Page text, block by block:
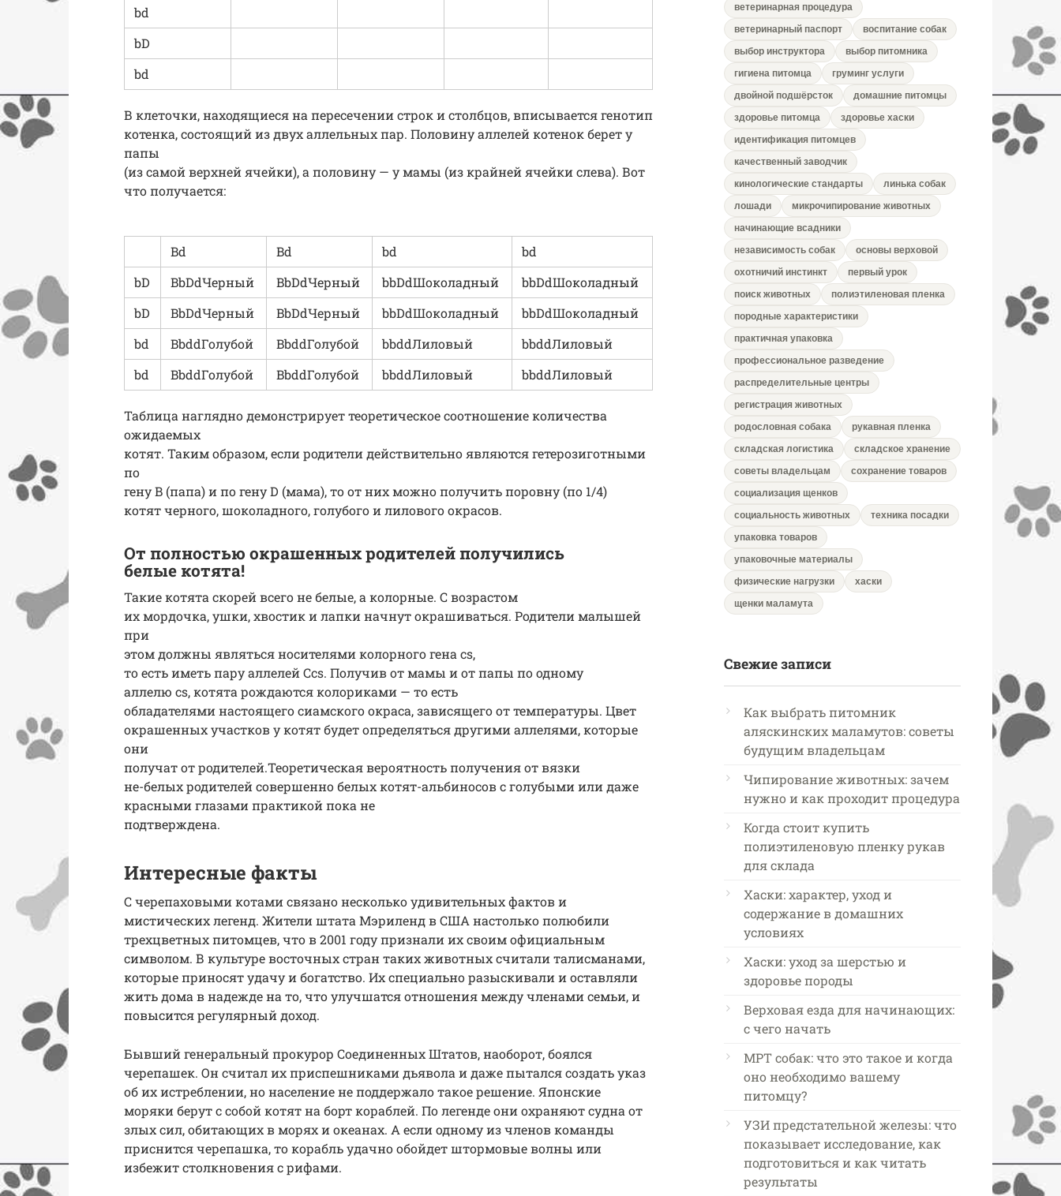
bd
bD
bd
В клеточки, находящиеся на пересечении строк и столбцов, вписывается генотип
котенка, состоящий из двух аллельных пар. Половину аллелей котенок берет у
папы
(из самой верхней ячейки), а половину — у мамы (из крайней ячейки слева). Вот
что получается:
Bd Bd bd
bd
bD
BbDdЧерный BbDdЧерный bbDdШоколадный
bbDdШоколадный
bD
BbDdЧерный BbDdЧерный bbDdШоколадный
bbDdШоколадный
bd
BbddГолубой BbddГолубой bbddЛиловый
bbddЛиловый
bd
BbddГолубой BbddГолубой bbddЛиловый bbddЛиловый
Таблица наглядно демонстрирует теоретическое соотношение количества
ожидаемых
котят. Таким образом, если родители действительно являются гетерозиготными
по
гену B (папа) и по гену D (мама), то от них можно получить поровну (по 1/4)
котят черного, шоколадного, голубого и лилового окрасов.
От полностью окрашенных родителей получились
белые котята!
Такие котята скорей всего не белые, а колорные. С возрастом
их мордочка, ушки, хвостик и лапки начнут окрашиваться. Родители малышей
при
этом должны являться носителями колорного гена сs,
то есть иметь пару аллелей Ccs. Получив от мамы и от папы по одному
аллелю cs, котята рождаются колориками — то есть
обладателями настоящего сиамского окраса, зависящего от температуры. Цвет
окрашенных участков у котят будет определяться другими аллелями, которые
они
получат от родителей.Теоретическая вероятность получения от вязки
не-белых родителей совершенно белых котят-альбиносов с голубыми или даже
красными глазами практикой пока не
подтверждена.
Интересные факты
С черепаховыми котами связано несколько удивительных фактов и
мистических легенд. Жители штата Мэриленд в США настолько полюбили
трехцветных питомцев, что в 2001 году признали их своим официальным
символом. В культуре восточных стран таких животных считали талисманами,
которые приносят удачу и богатство. Их специально разыскивали и оставляли
жить дома в надежде на то, что улучшатся отношения между членами семьи, и
повысится регулярный доход.
Бывший генеральный прокурор Соединенных Штатов, наоборот, боялся
черепашек. Он считал их приспешниками дьявола и даже пытался создать указ
об их истреблении, но население не поддержало такое решение. Японские
моряки берут с собой котят на борт кораблей. По легенде они охраняют судна от
злых сил, обитающих в морях и океанах. А если одному из членов команды
приснится черепашка, то корабль удачно обойдет штормовые волны или
избежит столкновения с рифами.
ветеринарная процедура
ветеринарный паспорт
воспитание собак
выбор инструктора
выбор питомника
гигиена питомца
груминг услуги
двойной подшёрсток
домашние питомцы
здоровье питомца
здоровье хаски
идентификация питомцев
качественный заводчик
кинологические стандарты
линька собак
лошади
микрочипирование животных
начинающие всадники
независимость собак
основы верховой
охотничий инстинкт
первый урок
поиск животных
полиэтиленовая пленка
породные характеристики
практичная упаковка
профессиональное разведение
распределительные центры
регистрация животных
родословная собака
рукавная пленка
складская логистика
складское хранение
советы владельцам
сохранение товаров
социализация щенков
социальность животных
техника посадки
упаковка товаров
упаковочные материалы
физические нагрузки
хаски
щенки маламута
Свежие записи
Как выбрать питомник
аляскинских маламутов: советы
будущим владельцам
Чипирование животных: зачем
нужно и как проходит процедура
Когда стоит купить
полиэтиленовую пленку рукав
для склада
Хаски: характер, уход и
содержание в домашних
условиях
Хаски: уход за шерстью и
здоровье породы
Верховая езда для начинающих:
с чего начать
МРТ собак: что это такое и когда
оно необходимо вашему
питомцу?
УЗИ предстательной железы: что
показывает исследование, как
подготовиться и как читать
результаты